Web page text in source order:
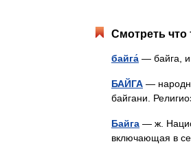
Смотреть что
байга́ — байга,
БАЙГА —
байгани.
Байга — ж.
включающая в